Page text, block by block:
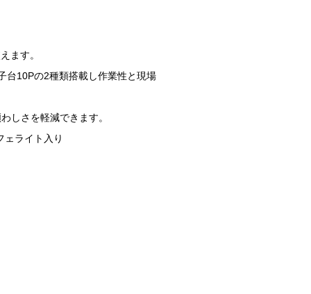
ます。
台10Pの2種類搭載し作業性と現場
しさを軽減できます。
ェライト入り